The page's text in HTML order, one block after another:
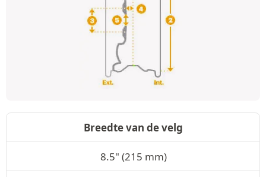
Breedte van de velg
8.5" (215 mm)